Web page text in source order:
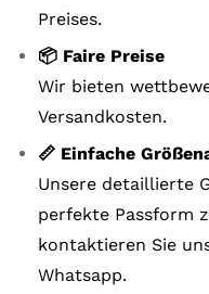
Preises.
📦 Faire Preise
Wir bieten
Versandkosten.
📏 Einfache
Unsere detaillierte
perfekte Passform
kontaktieren Sie
Whatsapp.